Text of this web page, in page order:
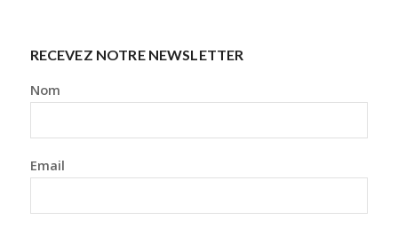
RECEVEZ NOTRE NEWSLETTER
Nom
Email